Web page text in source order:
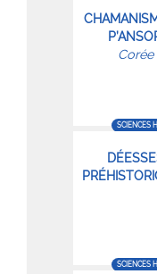
Corée
SCIENCES
SCIENCES